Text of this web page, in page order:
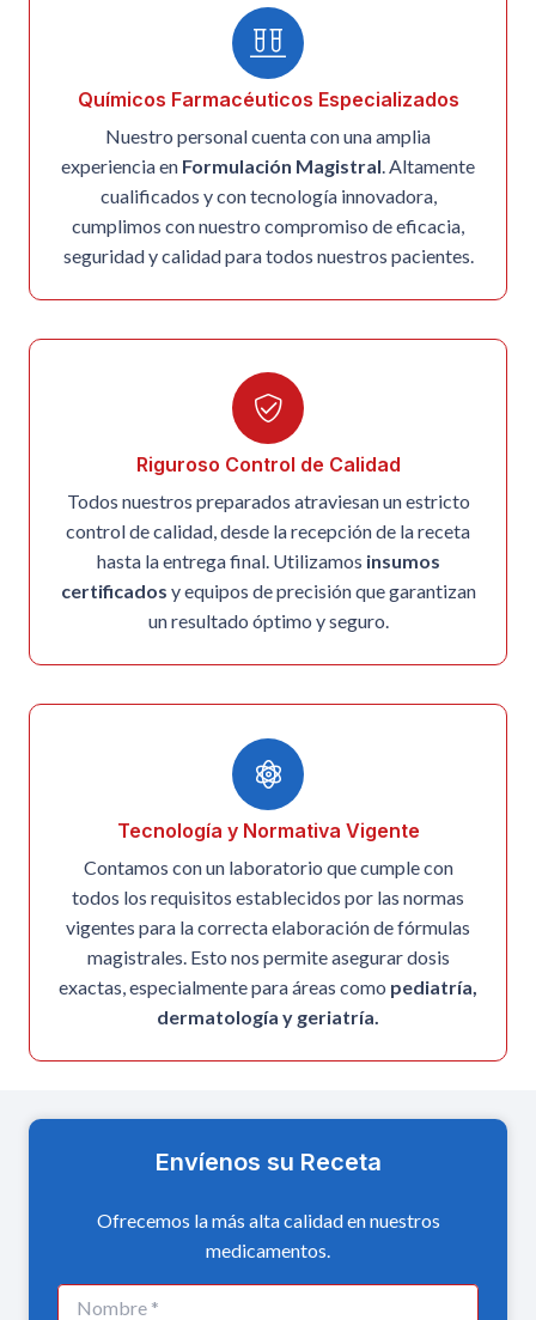
Químicos Farmacéuticos Especializados
Nuestro personal cuenta con una amplia
experiencia en Formulación Magistral. Altamente
cualificados y con tecnología innovadora,
cumplimos con nuestro compromiso de eficacia,
seguridad y calidad para todos nuestros pacientes.
Riguroso Control de Calidad
Todos nuestros preparados atraviesan un estricto
control de calidad, desde la recepción de la receta
hasta la entrega final. Utilizamos insumos
certificados y equipos de precisión que garantizan
un resultado óptimo y seguro.
Tecnología y Normativa Vigente
Contamos con un laboratorio que cumple con
todos los requisitos establecidos por las normas
vigentes para la correcta elaboración de fórmulas
magistrales. Esto nos permite asegurar dosis
exactas, especialmente para áreas como pediatría,
dermatología y geriatría.
Envíenos su Receta
Ofrecemos la más alta calidad en nuestros
medicamentos.